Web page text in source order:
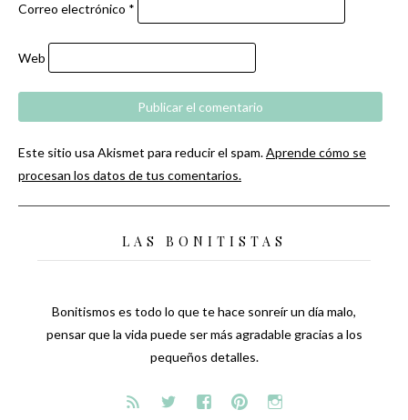
Correo electrónico *
Web
Este sitio usa Akismet para reducir el spam.Aprende cómo se
procesan los datos de tus comentarios.
LAS BONITISTAS
Bonitismos es todo lo que te hace sonreír un día malo,
pensar que la vida puede ser más agradable gracias a los
pequeños detalles.